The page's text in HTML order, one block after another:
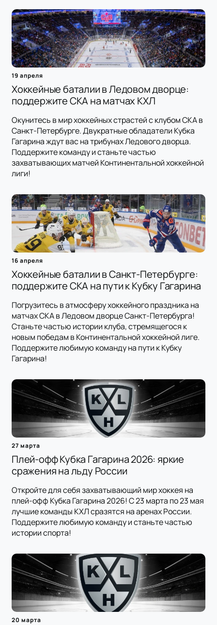
19 апреля
Хоккейные баталии в Ледовом дворце:
поддержите СКА на матчах КХЛ
Окунитесь в мир хоккейных страстей с клубом СКА в
Санкт-Петербурге. Двукратные обладатели Кубка
Гагарина ждут вас на трибунах Ледового дворца.
Поддержите команду и станьте частью
захватывающих матчей Континентальной хоккейной
лиги!
16 апреля
Хоккейные баталии в Санкт-Петербурге:
поддержите СКА на пути к Кубку Гагарина
Погрузитесь в атмосферу хоккейного праздника на
матчах СКА в Ледовом дворце Санкт-Петербурга!
Станьте частью истории клуба, стремящегося к
новым победам в Континентальной хоккейной лиге.
Поддержите любимую команду на пути к Кубку
Гагарина!
27 марта
Плей-офф Кубка Гагарина 2026: яркие
сражения на льду России
Откройте для себя захватывающий мир хоккея на
плей-офф Кубка Гагарина 2026! С 23 марта по 23 мая
лучшие команды КХЛ сразятся на аренах России.
Поддержите любимую команду и станьте частью
истории спорта!
20 марта